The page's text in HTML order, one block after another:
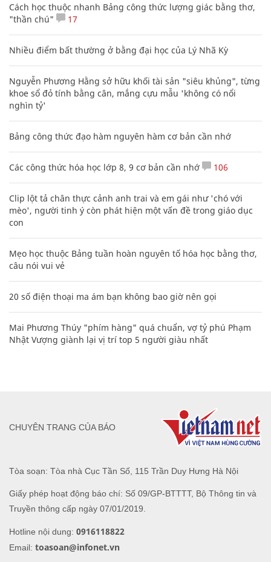
Cách học thuộc nhanh Bảng công thức lượng giác bằng thơ,
"thần chú"
17
Nhiều điểm bất thường ở bằng đại học của Lý Nhã Kỳ
Nguyễn Phương Hằng sở hữu khối tài sản "siêu khủng", từng
khoe sổ đỏ tính bằng cân, mắng cựu mẫu 'không có nổi
nghìn tỷ'
Bảng công thức đạo hàm nguyên hàm cơ bản cần nhớ
Các công thức hóa học lớp 8, 9 cơ bản cần nhớ 106
Clip lột tả chân thực cảnh anh trai và em gái như 'chó với
mèo', người tinh ý còn phát hiện một vấn đề trong giáo dục
con
Mẹo học thuộc Bảng tuần hoàn nguyên tố hóa học bằng thơ,
câu nói vui vẻ
20 số điện thoại ma ám bạn không bao giờ nên gọi
Mai Phương Thúy "phím hàng" quá chuẩn, vợ tỷ phú Phạm
Nhật Vượng giành lại vị trí top 5 người giàu nhất
Tòa soạn: Tòa nhà Cục Tần Số, 115 Trần Duy Hưng Hà Nội
Giấy phép hoạt động báo chí: Số 09/GP-BTTTT, Bộ Thông tin và
Truyền thông cấp ngày 07/01/2019.
Hotline nội dung: 0916118822
Email: toasoan@infonet.vn
CHUYÊN TRANG CỦA BÁO